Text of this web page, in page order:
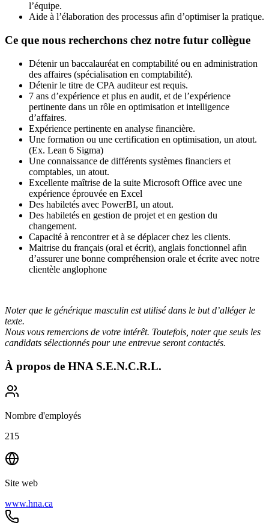
l’équipe.
Aide à l’élaboration des processus afin d’optimiser la pratique.
Ce que nous recherchons chez notre futur collègue
Détenir un baccalauréat en comptabilité ou en administration
des affaires (spécialisation en comptabilité).
Détenir le titre de CPA auditeur est requis.
7 ans d’expérience et plus en audit, et de l’expérience
pertinente dans un rôle en optimisation et intelligence
d’affaires.
Expérience pertinente en analyse financière.
Une formation ou une certification en optimisation, un atout.
(Ex. Lean 6 Sigma)
Une connaissance de différents systèmes financiers et
comptables, un atout.
Excellente maîtrise de la suite Microsoft Office avec une
expérience éprouvée en Excel
Des habiletés avec PowerBI, un atout.
Des habiletés en gestion de projet et en gestion du
changement.
Capacité à rencontrer et à se déplacer chez les clients.
Maitrise du français (oral et écrit), anglais fonctionnel afin
d’assurer une bonne compréhension orale et écrite avec notre
clientèle anglophone
Noter que le générique masculin est utilisé dans le but d’alléger le
texte.
Nous vous remercions de votre intérêt. Toutefois, noter que seuls les
candidats sélectionnés pour une entrevue seront contactés.
À propos de HNA S.E.N.C.R.L.
Nombre d'employés
215
Site web
www.hna.ca